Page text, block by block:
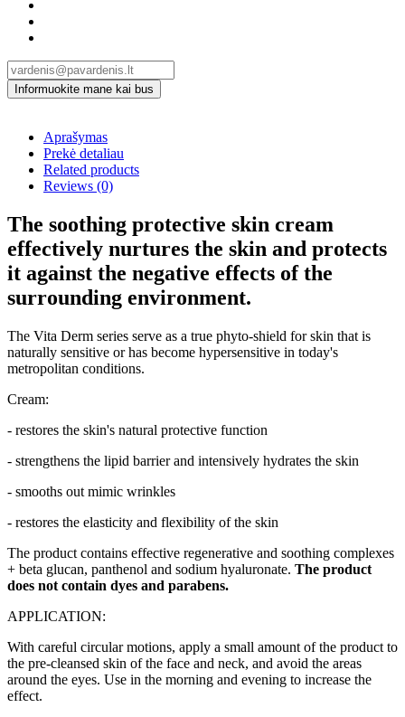
Aprašymas
Prekė detaliau
Related products
Reviews (0)
The soothing protective skin cream
effectively nurtures the skin and protects
it against the negative effects of the
surrounding environment.
The Vita Derm series serve as a true phyto-shield for skin that is
naturally sensitive or has become hypersensitive in today's
metropolitan conditions.
Cream:
- restores the skin's natural protective function
- strengthens the lipid barrier and intensively hydrates the skin
- smooths out mimic wrinkles
- restores the elasticity and flexibility of the skin
The product contains effective regenerative and soothing complexes
+ beta glucan, panthenol and sodium hyaluronate. The product
does not contain dyes and parabens.
APPLICATION:
With careful circular motions, apply a small amount of the product to
the pre-cleansed skin of the face and neck, and avoid the areas
around the eyes. Use in the morning and evening to increase the
effect.